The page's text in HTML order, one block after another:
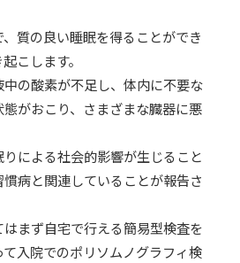
質の良い睡眠を得ることができ
こします。
の酸素が不足し、体内に不要な
がおこり、さまざまな臓器に悪
による社会的影響が生じること
病と関連していることが報告さ
まず自宅で行える簡易型検査を
入院でのポリソムノグラフィ検